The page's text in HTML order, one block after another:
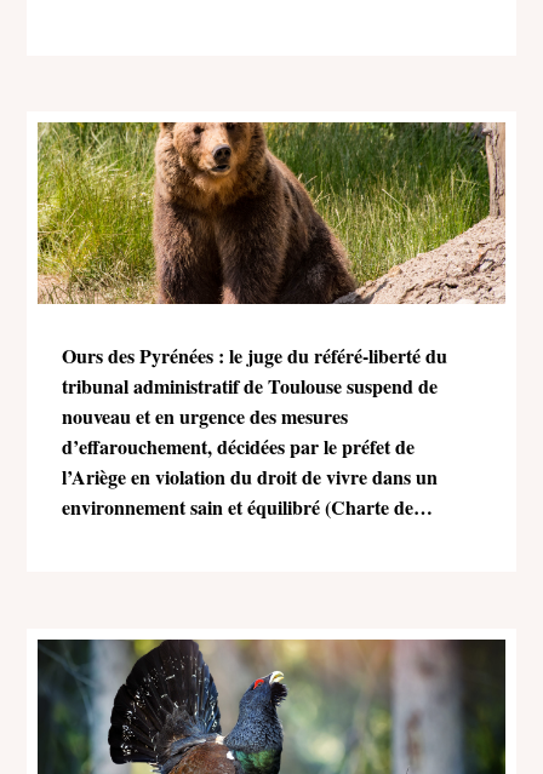
Ours des Pyrénées : le juge du référé-liberté du
tribunal administratif de Toulouse suspend de
nouveau et en urgence des mesures
d’effarouchement, décidées par le préfet de
l’Ariège en violation du droit de vivre dans un
environnement sain et équilibré (Charte de